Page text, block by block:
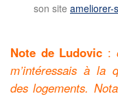
son site ameliorer-
Note de Ludovic :
m’intéressais à la
des logements.